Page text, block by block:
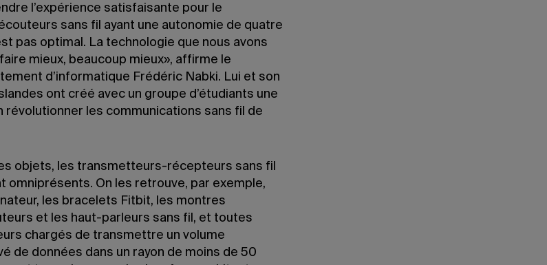
l’expérience satisfaisante pour le
sans fil ayant une autonomie de quatre
pas optimal. La technologie que nous avons
mieux, beaucoup mieux», affirme le
d’informatique Frédéric Nabki. Lui et son
ont créé avec un groupe d’étudiants une
révolutionner les communications sans fil de
objets, les transmetteurs-récepteurs sans fil
omniprésents. On les retrouve, par exemple,
les bracelets Fitbit, les montres
et les haut-parleurs sans fil, et toutes
chargés de transmettre un volume
de données dans un rayon de moins de 50